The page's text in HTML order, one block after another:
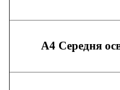
А4 Середня